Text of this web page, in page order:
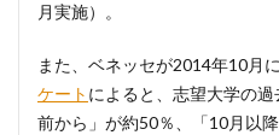
月実施）。
また、ベネッセが2014年10月
ケート によると、志望大学の
前から」が約50％、「10月以